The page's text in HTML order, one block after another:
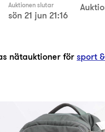
Auktionen slutar
sön 21 jun 21:16
nätauktioner försport